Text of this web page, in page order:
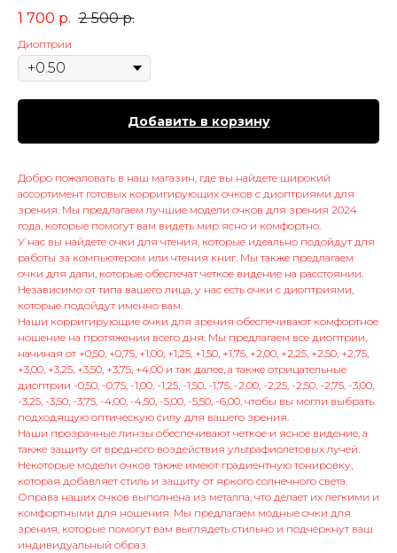
1 700 р. 2 500 р.
Диоптрии
Добавить в корзину
Добро пожаловать в наш магазин, где вы найдете широкий
ассортимент готовых корригирующих очков с диоптриями для
зрения. Мы предлагаем лучшие модели очков для зрения 2024
года, которые помогут вам видеть мир ясно и комфортно.
У нас вы найдете очки для чтения, которые идеально подойдут для
работы за компьютером или чтения книг. Мы также предлагаем
очки для дали, которые обеспечат четкое видение на расстоянии.
Независимо от типа вашего лица, у нас есть очки с диоптриями,
которые подойдут именно вам.
Наши корригирующие очки для зрения обеспечивают комфортное
ношение на протяжении всего дня. Мы предлагаем все диоптрии,
начиная от +0,50, +0,75, +1,00, +1,25, +1,50, +1,75, +2,00, +2,25, +2,50, +2,75,
+3,00, +3,25, +3,50, +3,75, +4,00 и так далее, а также отрицательные
диоптрии -0,50, -0,75, -1,00, -1,25, -1,50, -1,75, -2,00, -2,25, -2,50, -2,75, -3,00,
-3,25, -3,50, -3,75, -4,00, -4,50, -5,00, -5,50, -6,00, чтобы вы могли выбрать
подходящую оптическую силу для вашего зрения.
Наши прозрачные линзы обеспечивают четкое и ясное видение, а
также защиту от вредного воздействия ультрафиолетовых лучей.
Некоторые модели очков также имеют градиентную тонировку,
которая добавляет стиль и защиту от яркого солнечного света.
Оправа наших очков выполнена из металла, что делает их легкими и
комфортными для ношения. Мы предлагаем модные очки для
зрения, которые помогут вам выглядеть стильно и подчеркнут ваш
индивидуальный образ.